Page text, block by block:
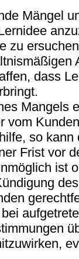
Mängel
zu
dass
Mangels
vom
so
Frist vor
ist